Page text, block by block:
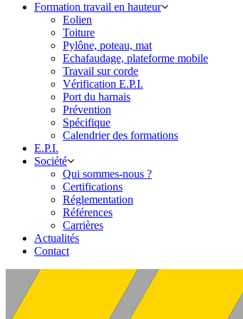
Formation travail en hauteur
Eolien
Toiture
Pylône, poteau, mat
Echafaudage, plateforme mobile
Travail sur corde
Vérification E.P.I.
Port du harnais
Prévention
Spécifique
Calendrier des formations
E.P.I.
Société
Qui sommes-nous ?
Certifications
Réglementation
Références
Carrières
Actualités
Contact